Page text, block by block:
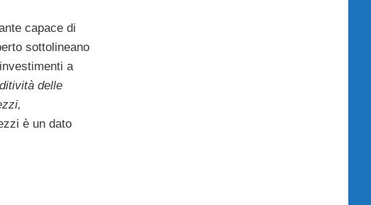
capace di
sottolineano
a
delle
è un dato